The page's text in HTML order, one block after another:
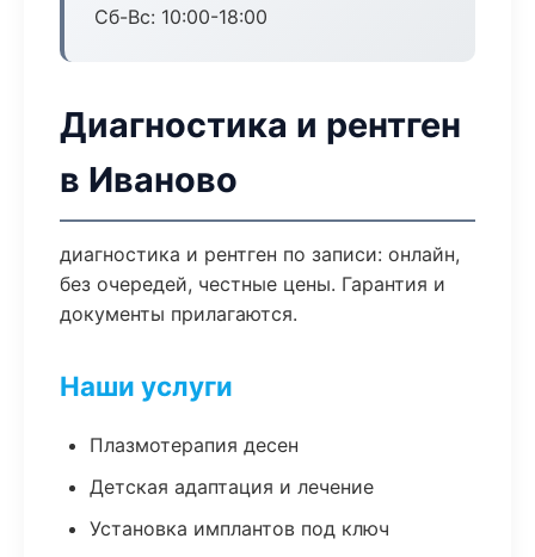
Сб-Вс: 10:00-18:00
Диагностика и рентген
в Иваново
диагностика и рентген по записи: онлайн,
без очередей, честные цены. Гарантия и
документы прилагаются.
Наши услуги
Плазмотерапия десен
Детская адаптация и лечение
Установка имплантов под ключ